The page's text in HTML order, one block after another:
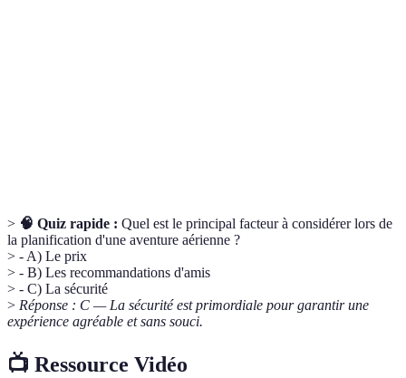
> 🧠 Quiz rapide : Quel est le principal facteur à considérer lors de
la planification d'une aventure aérienne ?
> - A) Le prix
> - B) Les recommandations d'amis
> - C) La sécurité
> Réponse : C — La sécurité est primordiale pour garantir une
expérience agréable et sans souci.
📺 Ressource Vidéo